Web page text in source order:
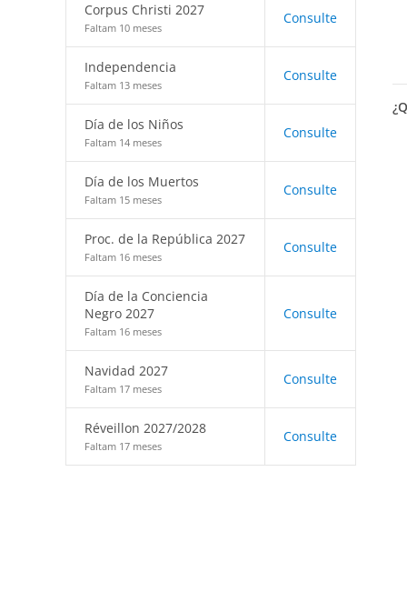
Corpus Christi 2027
Faltam 10 meses
Consulte
Independencia
Faltam 13 meses
Consulte
Día de los Niños
Faltam 14 meses
Consulte
Día de los Muertos
Faltam 15 meses
Consulte
Proc. de la República 2027
Faltam 16 meses
Consulte
Día de la Conciencia
Negro 2027
Faltam 16 meses
Consulte
Navidad 2027
Faltam 17 meses
Consulte
Réveillon 2027/2028
Faltam 17 meses
Consulte